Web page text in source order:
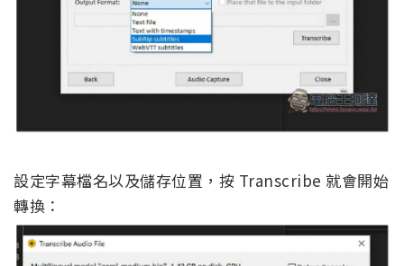
設定字幕檔名以及儲存位置，按 Transcribe 就會開始
轉換：